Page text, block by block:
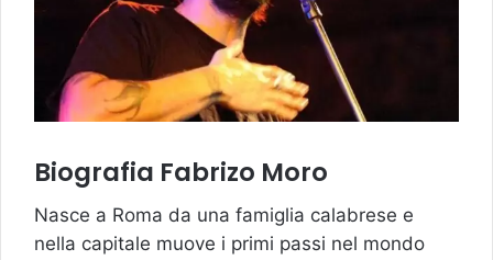
Biografia Fabrizo Moro
Nasce a Roma da una famiglia calabrese e
nella capitale muove i primi passi nel mondo